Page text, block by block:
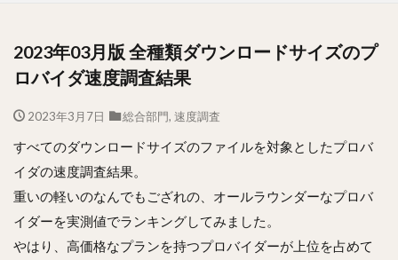
2023年03月版 全種類ダウンロードサイズのプ
ロバイダ速度調査結果
2023年3月7日 総合部門, 速度調査
すべてのダウンロードサイズのファイルを対象としたプロバ
イダの速度調査結果。
重いの軽いのなんでもござれの、オールラウンダーなプロバ
イダーを実測値でランキングしてみました。
やはり、高価格なプランを持つプロバイダーが上位を占めて